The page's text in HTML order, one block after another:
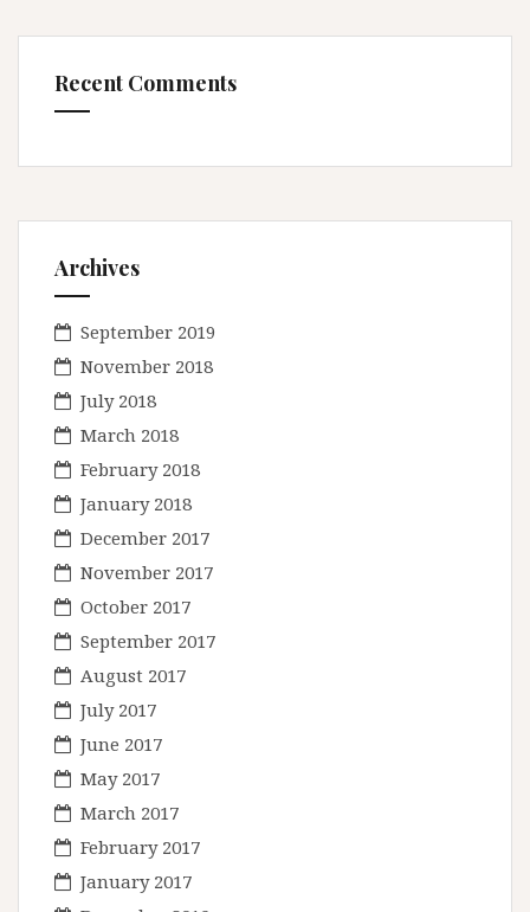
Recent Comments
Archives
September 2019
November 2018
July 2018
March 2018
February 2018
January 2018
December 2017
November 2017
October 2017
September 2017
August 2017
July 2017
June 2017
May 2017
March 2017
February 2017
January 2017